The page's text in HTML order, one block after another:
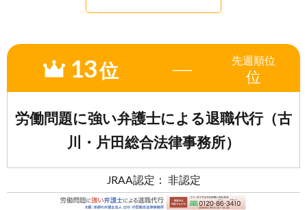
13位 ― 先週順位
位
労働問題に強い弁護士による退職代行（古
川・片田総合法律事務所）
JRAA認定： 非認定